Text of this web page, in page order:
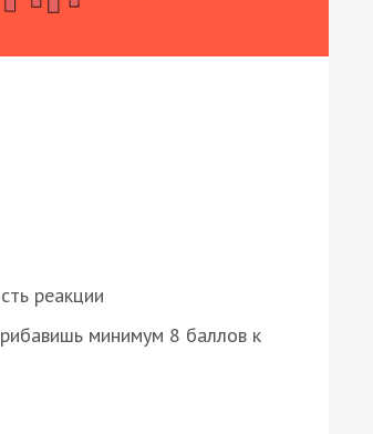
реакции
минимум 8 баллов к